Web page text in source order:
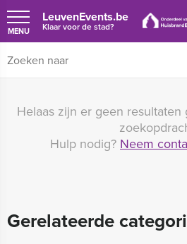
LeuvenEvents.be
Klaar voor de stad?
MENU
Helaas zijn er geen
Hulp nodig? Neem
Gerelateerde